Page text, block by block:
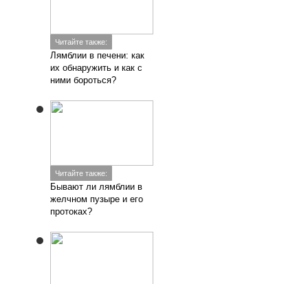
Читайте также:
Лямблии в печени: как
их обнаружить и как с
ними бороться?
Читайте также:
Бывают ли лямблии в
желчном пузыре и его
протоках?